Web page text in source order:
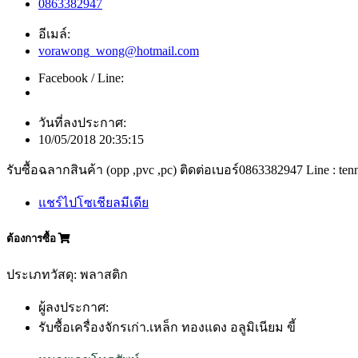
0863382947
อีเมล์:
vorawong_wong@hotmail.com
Facebook / Line:
วันที่ลงประกาศ:
10/05/2018 20:35:15
รับซื้อฉลากสินค้า (opp ,pvc ,pc) ติดต่อเบอร์0863382947 Line :
แชร์ไปโซเชียลมีเดีย
ต้องการซื้อ
ประเภทวัสดุ: พลาสติก
ผู้ลงประกาศ:
รับซื้อเครื่องจักรเก่า.เหล็ก ทองแดง อลูมิเนียม ขี้